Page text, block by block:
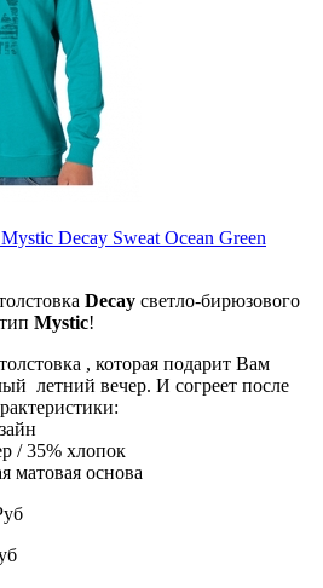
Decay Sweat Ocean Green
Decay светло-бирюзового
Mystic!
, которая подарит Вам
летний вечер. И согреет после
/ 35% хлопок
матовая основа